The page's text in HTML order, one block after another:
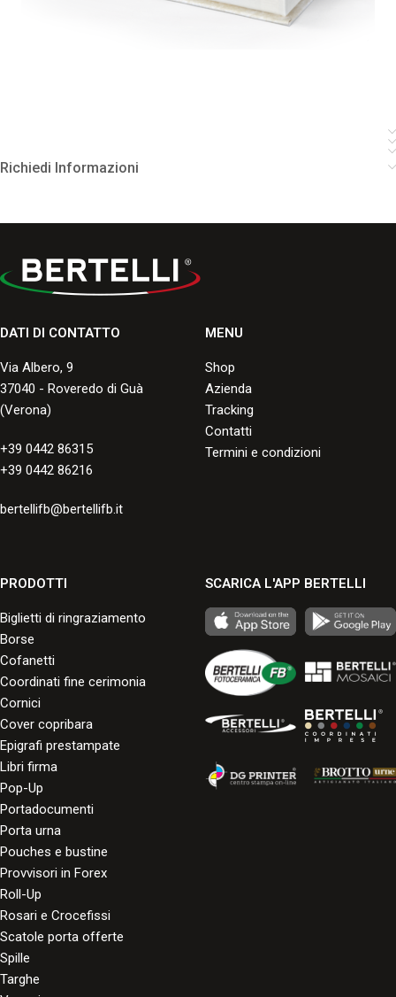
Richiedi Informazioni
DATI DI CONTATTO
Via Albero, 9
37040 - Roveredo di Guà
(Verona)
+39 0442 86315
+39 0442 86216
bertellifb@bertellifb.it
MENU
Shop
Azienda
Tracking
Contatti
Termini e condizioni
PRODOTTI
Biglietti di ringraziamento
Borse
Cofanetti
Coordinati fine cerimonia
Cornici
Cover copribara
Epigrafi prestampate
Libri firma
Pop-Up
Portadocumenti
Porta urna
Pouches e bustine
Provvisori in Forex
Roll-Up
Rosari e Crocefissi
Scatole porta offerte
Spille
Targhe
SCARICA L'APP BERTELLI